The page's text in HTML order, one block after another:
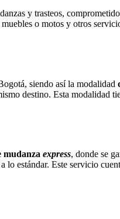
y trasteos,
muebles o motos y otros
siendo así la modalidad
destino. Esta modalidad
mudanza express, donde se
lo estándar. Este servicio